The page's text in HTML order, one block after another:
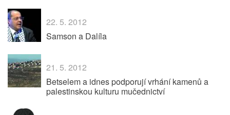
22. 5. 2012
Samson a Dalíla
21. 5. 2012
Betselem a idnes podporují vrhání kamenů a
palestinskou kulturu mučednictví